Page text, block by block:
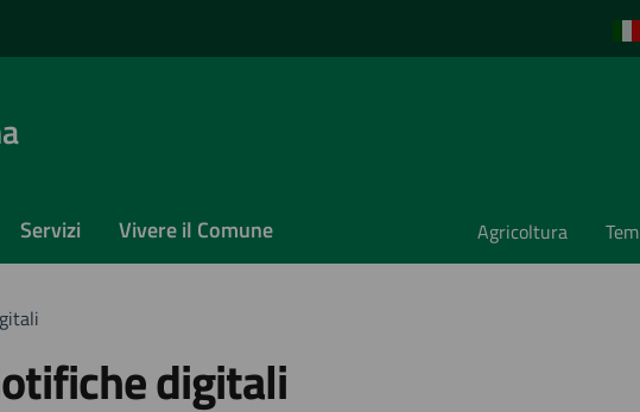
Servizi Vivere il Comune Agricoltura
digitali